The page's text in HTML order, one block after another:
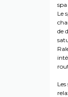
spa
Le
de